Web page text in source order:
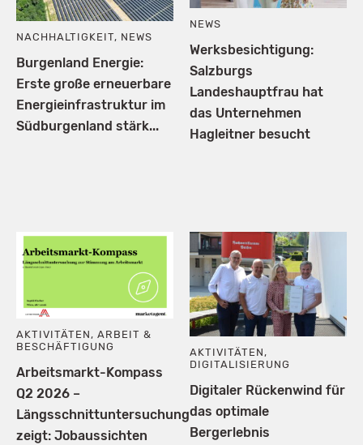
NACHHALTIGKEIT, NEWS
Burgenland Energie:
Erste große erneuerbare
Energieinfrastruktur im
Südburgenland stärk...
NEWS
Werksbesichtigung:
Salzburgs
Landeshauptfrau hat
das Unternehmen
Hagleitner besucht
AKTIVITÄTEN,ARBEIT &
BESCHÄFTIGUNG
Arbeitsmarkt-Kompass
Q2 2026 –
Längsschnittuntersuchung
zeigt: Jobaussichten
AKTIVITÄTEN ,
DIGITALISIERUNG
Digitaler Rückenwind für
das optimale
Bergerlebnis